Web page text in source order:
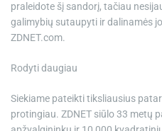
praleidote šį sandorį, tačiau
galimybių sutaupyti ir dalinamės
ZDNET.com.
Rodyti daugiau
Siekiame pateikti tiksliausius
protingiau. ZDNET siūlo 33 metų